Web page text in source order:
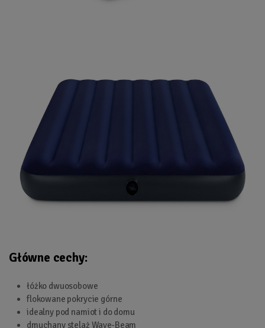
Główne cechy:
łóżko dwuosobowe
flokowane pokrycie górne
idealny pod namiot i do domu
dmuchany stelaż Wave-Beam